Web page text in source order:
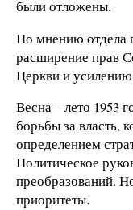
были отложены.
По мнению отдела
расширение прав
Церкви и
Весна – лето 1953
борьбы за власть,
определением
Политическое
преобразований.
приоритеты.